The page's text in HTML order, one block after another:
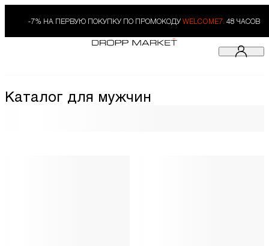
-7% НА ПЕРВУЮ ПОКУПКУ ПО ПРОМОКОДУ WELCOME7. 48 ЧАСОВ
Каталог для мужчин